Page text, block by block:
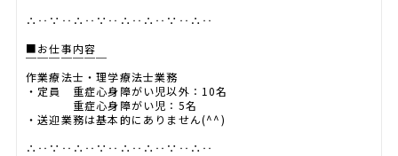
∴‥∵‥∴‥∵‥∴‥∴‥∵‥∴‥
■お仕事内容
￣￣￣￣￣￣￣
作業療法士・理学療法士業務
・定員 重症心身障がい児以外：10名
重症心身障がい児：5名
・送迎業務は基本的にありません(^^)
∴‥∵‥∴‥∵‥∴‥∴‥∵‥∴‥